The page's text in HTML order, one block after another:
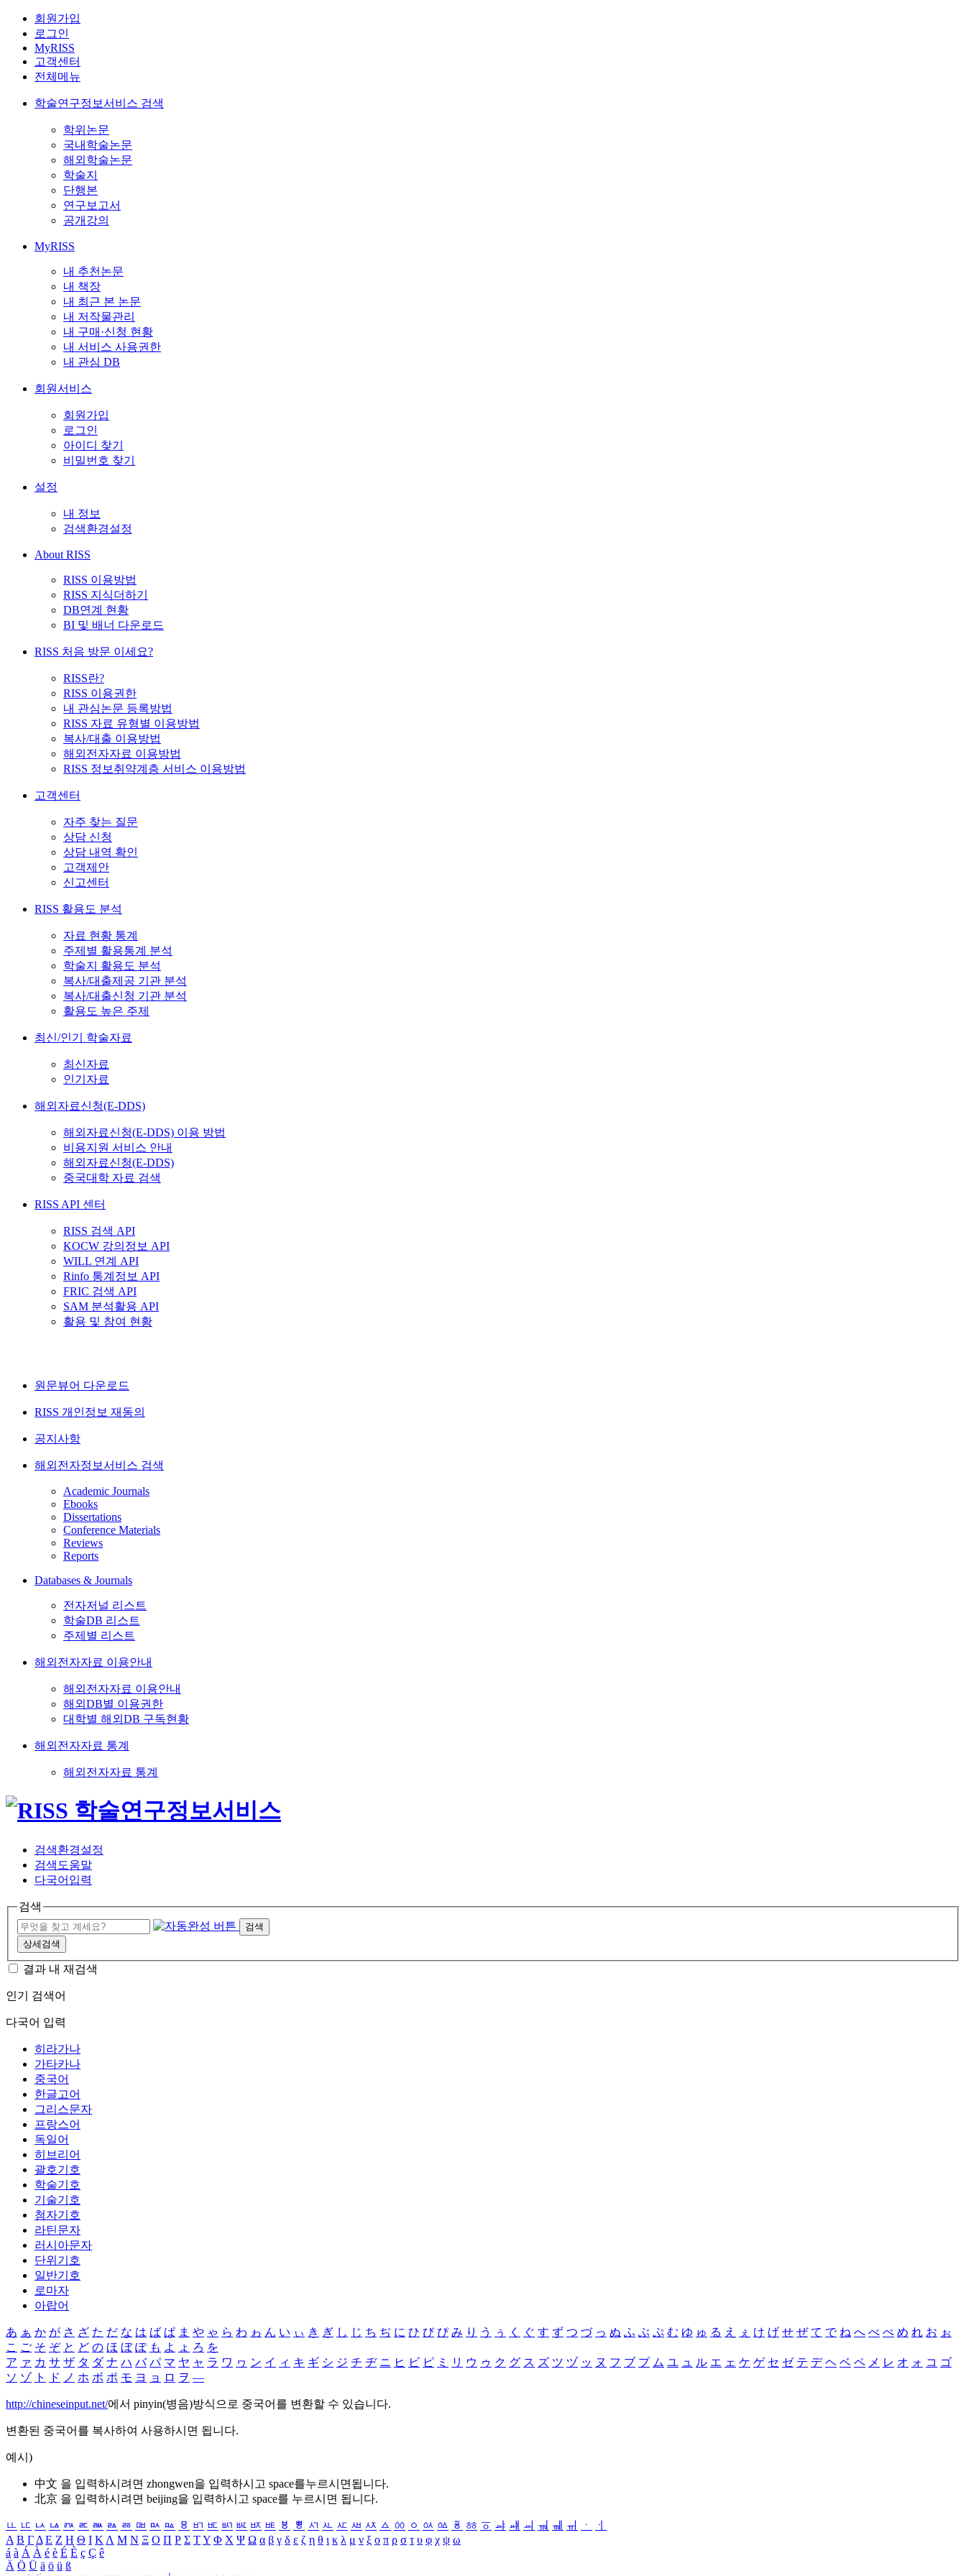
회원가입
로그인
MyRISS
고객센터
전체메뉴
학술연구정보서비스 검색
학위논문
국내학술논문
해외학술논문
학술지
단행본
연구보고서
공개강의
MyRISS
내 추천논문
내 책장
내 최근 본 논문
내 저작물관리
내 구매·신청 현황
내 서비스 사용권한
내 관심 DB
회원서비스
회원가입
로그인
아이디 찾기
비밀번호 찾기
설정
내 정보
검색환경설정
About RISS
RISS 이용방법
RISS 지식더하기
DB연계 현황
BI 및 배너 다운로드
RISS 처음 방문 이세요?
RISS란?
RISS 이용권한
내 관심논문 등록방법
RISS 자료 유형별 이용방법
복사/대출 이용방법
해외전자자료 이용방법
RISS 정보취약계층 서비스 이용방법
고객센터
자주 찾는 질문
상담 신청
상담 내역 확인
고객제안
신고센터
RISS 활용도 분석
자료 현황 통계
주제별 활용통계 분석
학술지 활용도 분석
복사/대출제공 기관 분석
복사/대출신청 기관 분석
활용도 높은 주제
최신/인기 학술자료
최신자료
인기자료
해외자료신청(E-DDS)
해외자료신청(E-DDS) 이용 방법
비용지원 서비스 안내
해외자료신청(E-DDS)
중국대학 자료 검색
RISS API 센터
RISS 검색 API
KOCW 강의정보 API
WILL 연계 API
Rinfo 통계정보 API
FRIC 검색 API
SAM 분석활용 API
활용 및 참여 현황
원문뷰어 다운로드
RISS 개인정보 재동의
공지사항
해외전자정보서비스 검색
Academic Journals
Ebooks
Dissertations
Conference Materials
Reviews
Reports
Databases & Journals
전자저널 리스트
학술DB 리스트
주제별 리스트
해외전자자료 이용안내
해외전자자료 이용안내
해외DB별 이용권한
대학별 해외DB 구독현황
해외전자자료 통계
해외전자자료 통계
검색환경설정
검색도움말
다국어입력
검색
검색
상세검색
결과 내 재검색
인기 검색어
다국어 입력
히라가나
가타카나
중국어
한글고어
그리스문자
프랑스어
독일어
히브리어
괄호기호
학술기호
기술기호
첨자기호
라틴문자
러시아문자
단위기호
일반기호
로마자
아랍어
あ ぁ か が さ ざ た だ な は ば ぱ ま や ゃ ら わ ゎ ん い ぃ き ぎ し じ ち ぢ に ひ び ぴ み り う ぅ く ぐ す ず つ づ っ ぬ ふ ぶ ぷ む ゆ ゅ る え ぇ け げ せ ぜ て で ね へ べ ぺ め れ お ぉ
こ ご そ ぞ と ど の ほ ぼ ぽ も よ ょ ろ を
ア ァ カ サ ザ タ ダ ナ ハ バ パ マ ヤ ャ ラ ワ ヮ ン イ ィ キ ギ シ ジ チ ヂ ニ ヒ ビ ピ ミ リ ウ ゥ ク グ ス ズ ツ ヅ ッ ヌ フ ブ プ ム ユ ュ ル エ ェ ケ ゲ セ ゼ テ デ ヘ ベ ペ メ レ オ ォ コ ゴ
ソ ゾ ト ド ノ ホ ボ ポ モ ヨ ョ ロ ヲ ―
http://chineseinput.net/에서 pinyin(병음)방식으로 중국어를 변환할 수 있습니다.
변환된 중국어를 복사하여 사용하시면 됩니다.
예시)
中文 을 입력하시려면 zhongwen을 입력하시고 space를누르시면됩니다.
北京 을 입력하시려면 beijing을 입력하시고 space를 누르시면 됩니다.
ㅥ ㅦ ㅧ ㅨ ㅩ ㅪ ㅫ ㅬ ㅭ ㅮ ㅯ ㅰ ㅱ ㅲ ㅳ ㅴ ㅵ ㅶ ㅷ ㅸ ㅹ ㅺ ㅻ ㅼ ㅽ ㅾ ㅿ ㆀ ㆁ ㆂ ㆃ ㆄ ㆅ ㆆ ㆇ ㆈ ㆉ ㆊ ㆋ ㆌ ㆍ
ㆎ
Α Β ΓΔ Ε Ζ Η Θ Ι ΚΛ Μ Ν Ξ Ο Π Ρ Σ ΤΥ Φ Χ Ψ Ω α β γ δ ε ζ η θ ι κ λ μ ν ξ ο π ρ σ τ υ φ χ ψ ω
á à Á À é è É È ç Ç ê
Ä Ö Ü ä ö ü ß